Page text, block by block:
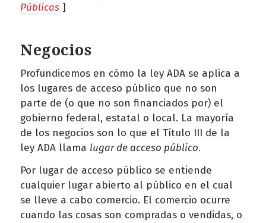
Públicas ]
Negocios
Profundicemos en cómo la ley ADA se aplica a
los lugares de acceso público que no son
parte de (o que no son financiados por) el
gobierno federal, estatal o local. La mayoría
de los negocios son lo que el Título III de la
ley ADA llama lugar de acceso público.
Por lugar de acceso público se entiende
cualquier lugar abierto al público en el cual
se lleve a cabo comercio. El comercio ocurre
cuando las cosas son compradas o vendidas, o